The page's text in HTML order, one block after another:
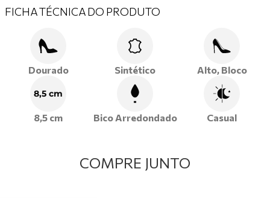
você em eventos especiais, no dia a dia de trabalho ou até em
que só a Ramarim proporciona.
FICHA TÉCNICA DO PRODUTO
Dourado Sintético Alto, Bloco
8,5 cm
8,5 cm Bico Arredondado Casual
COMPRE JUNTO